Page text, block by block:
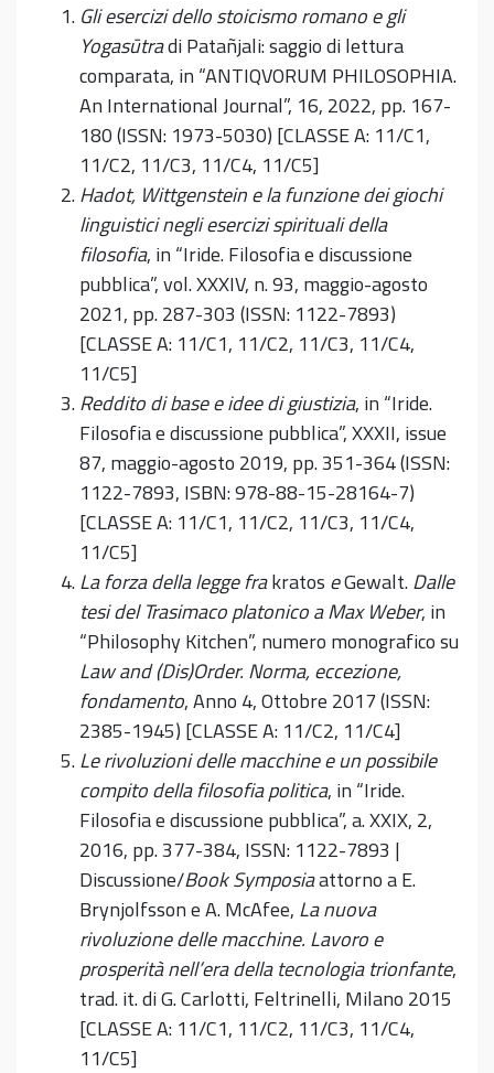
Gli esercizi dello stoicismo romano e gli
Yogasūtradi Patañjali: saggio di lettura
comparata, in “ANTIQVORUM PHILOSOPHIA.
An International Journal”, 16, 2022, pp. 167-
180 (ISSN: 1973-5030) [CLASSE A: 11/C1,
11/C2, 11/C3, 11/C4, 11/C5]
Hadot, Wittgenstein e la funzione dei giochi
linguistici negli esercizi spirituali della
filosofia, in “Iride. Filosofia e discussione
pubblica”, vol. XXXIV, n. 93, maggio-agosto
2021, pp. 287-303 (ISSN: 1122-7893)
[CLASSE A: 11/C1, 11/C2, 11/C3, 11/C4,
11/C5]
Reddito di base e idee di giustizia, in “Iride.
Filosofia e discussione pubblica”, XXXII, issue
87, maggio-agosto 2019, pp. 351-364 (ISSN:
1122-7893, ISBN: 978-88-15-28164-7)
[CLASSE A: 11/C1, 11/C2, 11/C3, 11/C4,
11/C5]
La forza della legge frakratos eGewalt.Dalle
tesi del Trasimaco platonico a Max Weber, in
“Philosophy Kitchen”, numero monografico su
Law and (Dis)Order. Norma, eccezione,
fondamento, Anno 4, Ottobre 2017 (ISSN:
2385-1945) [CLASSE A: 11/C2, 11/C4]
Le rivoluzioni delle macchine e un possibile
compito della filosofia politica, in “Iride.
Filosofia e discussione pubblica”, a. XXIX, 2,
2016, pp. 377-384, ISSN: 1122-7893 |
Discussione/Book Symposiaattorno a E.
Brynjolfsson e A. McAfee, La nuova
rivoluzione delle macchine. Lavoro e
prosperità nell’era della tecnologia trionfante,
trad. it. di G. Carlotti, Feltrinelli, Milano 2015
[CLASSE A: 11/C1, 11/C2, 11/C3, 11/C4,
11/C5]